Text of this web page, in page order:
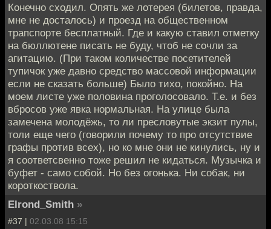
Конечно сходил. Опять же лотерея (билетов, правда,
мне не досталось) и проезд на общественном
трапспорте бесплатный. Где и какую ставил отметку
на бюллютене писать не буду, чтоб не сочли за
агитацию. (При таком количестве посетителей
тупичок уже давно средство массовой информации
если не сказать больше) Было тихо, покойно. На
моем листе уже половина проголосовало. Т.е. и без
вбросов уже явка нормальная. На улице была
замечена молодёжь, то ли пресловутые экзит пулы,
толи еще чего (говорили почему то про отсутствие
графы против всех), но ко мне они не кинулись, ну и
я соответсвенно тоже решил не кидаться. Музычка и
буфет - само собой. Но без огонька. Ни собак, ни
короткоствола.
Elrond_Smith »
#37 | 02.03.08 15:15